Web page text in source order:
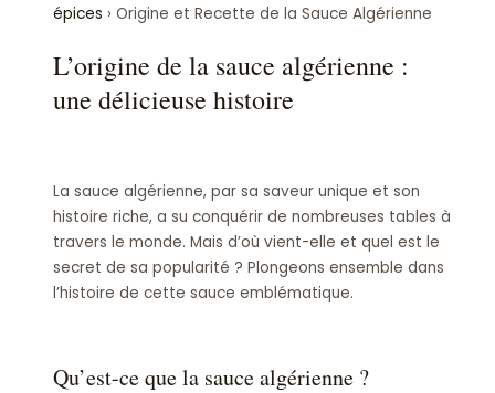
épices › Origine et Recette de la Sauce Algérienne
L’origine de la sauce algérienne :
une délicieuse histoire
La sauce algérienne, par sa saveur unique et son
histoire riche, a su conquérir de nombreuses tables à
travers le monde. Mais d’où vient-elle et quel est le
secret de sa popularité ? Plongeons ensemble dans
l’histoire de cette sauce emblématique.
Qu’est-ce que la sauce algérienne ?